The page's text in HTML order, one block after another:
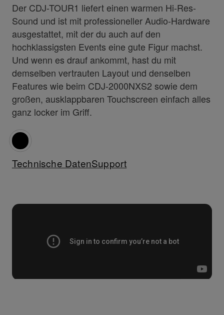
Der CDJ-TOUR1 liefert einen warmen Hi-Res-
Sound und ist mit professioneller Audio-Hardware
ausgestattet, mit der du auch auf den
hochklassigsten Events eine gute Figur machst.
Und wenn es drauf ankommt, hast du mit
demselben vertrauten Layout und denselben
Features wie beim CDJ-2000NXS2 sowie dem
großen, ausklappbaren Touchscreen einfach alles
ganz locker im Griff.
Technische DatenSupport